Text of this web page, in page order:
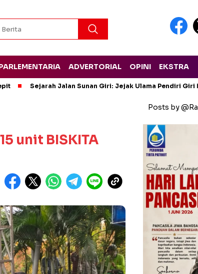
ADVERTORIAL OPINI EKSTRA
Sejarah Jalan Sunan Giri: Jejak Ulama Pendiri Giri
unit BISKITA
Posts by